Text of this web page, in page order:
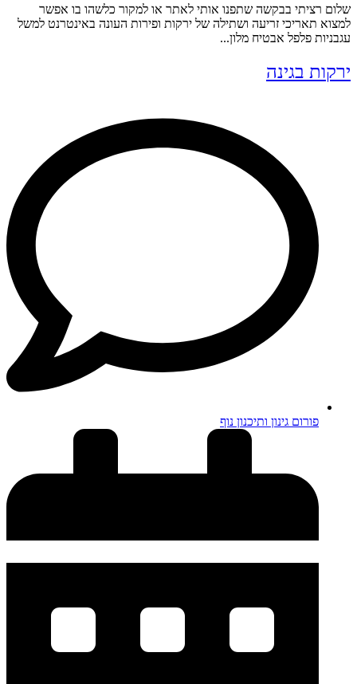
שלום רציתי בבקשה שתפנו אותי לאתר או למקור כלשהו בו אפשר
למצוא תאריכי זריעה ושתילה של ירקות ופירות העונה באינטרנט למשל
עגבניות פלפל אבטיח מלון...
ירקות בגינה
פורום גינון ותיכנון נוף